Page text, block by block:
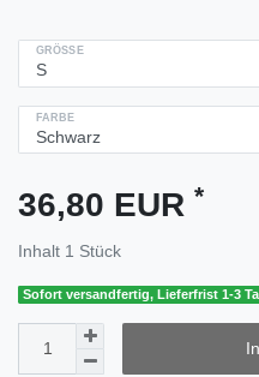
GRÖSSE
FARBE
36,80 EUR *
Inhalt 1 Stück
Sofort versandfertig, Lieferfrist 1-3